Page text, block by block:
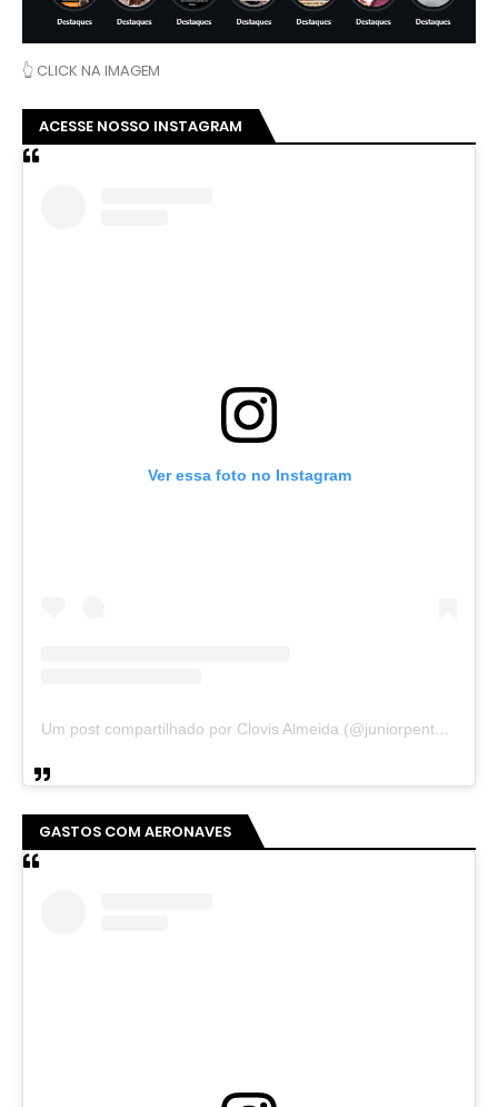
👆 CLICK NA IMAGEM
ACESSE NOSSO INSTAGRAM
Ver essa foto no Instagram
Um post compartilhado por Clovis Almeida (@juniorpentecoste01)
GASTOS COM AERONAVES